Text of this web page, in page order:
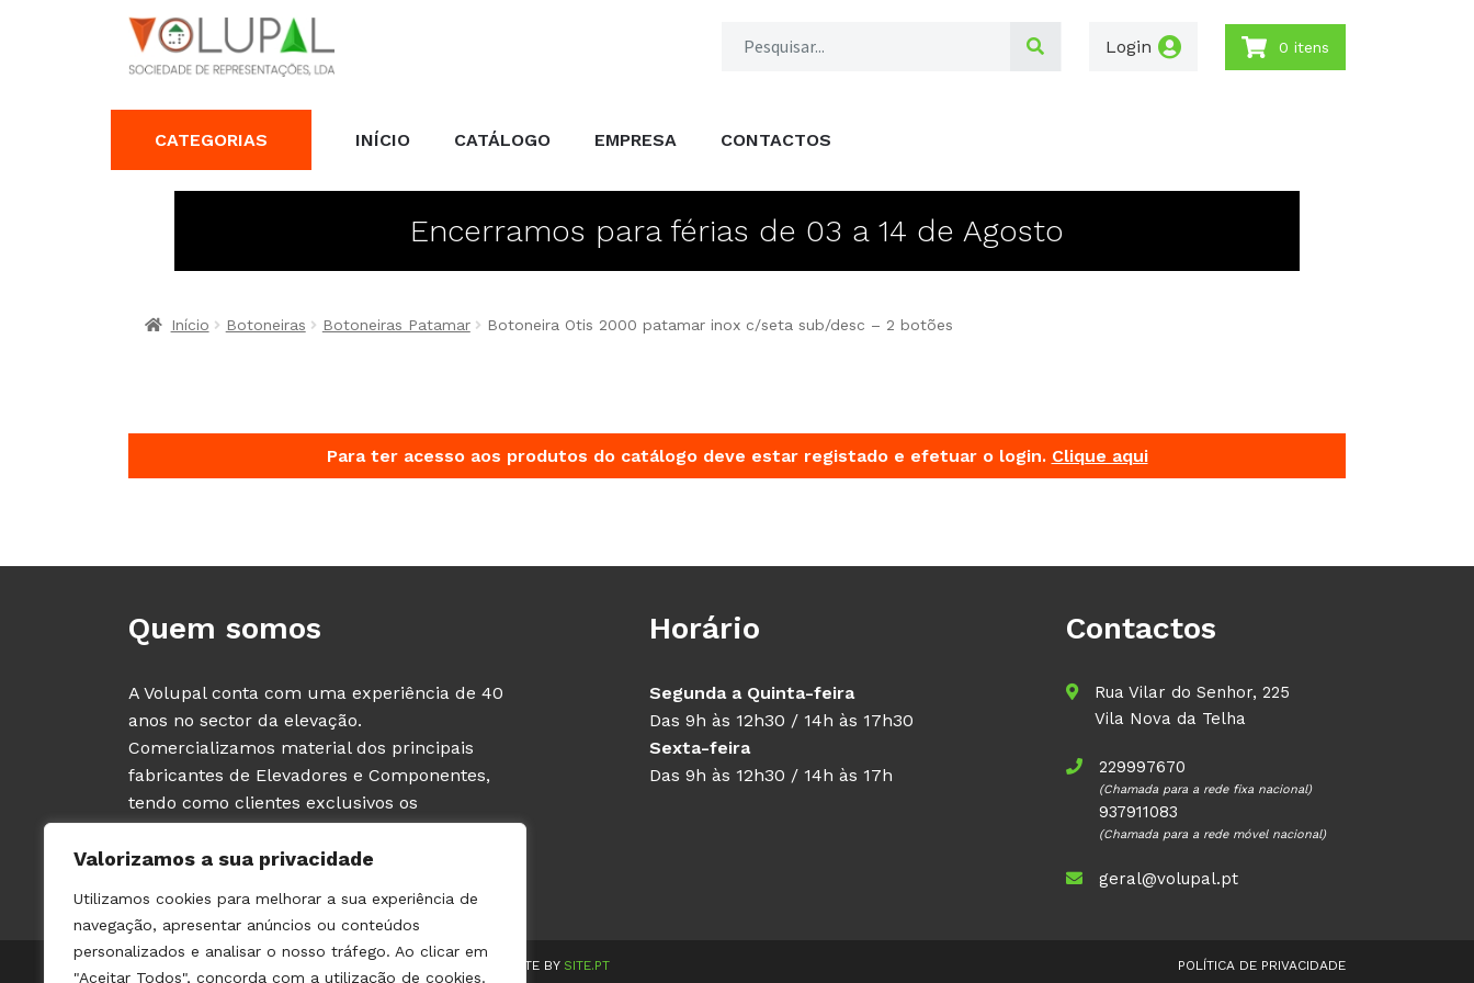
Valorizamos a sua privacidade
Utilizamos cookies para melhorar a sua experiência de
navegação, apresentar anúncios ou conteúdos
personalizados e analisar o nosso tráfego. Ao clicar em
"Aceitar Todos", concorda com a utilização de cookies.
Login 0 itens
CATEGORIAS INÍCIO CATÁLOGO EMPRESA CONTACTOS
Encerramos para férias de 03 a 14 de Agosto
Início Botoneiras Botoneiras Patamar Botoneira Otis 2000 patamar inox c/seta sub/desc – 2 botões
Para ter acesso aos produtos do catálogo deve estar registado e efetuar o login. Clique aqui
Quem somos
A Volupal conta com uma experiência de 40
anos no sector da elevação.
Comercializamos material dos principais
fabricantes de Elevadores e Componentes,
tendo como clientes exclusivos os
PROFISSIONAIS deste sector (fabricantes e
instaladores de ascensores).
Horário
Segunda a Quinta-feira
Das 9h às 12h30 / 14h às 17h30
Sexta-feira
Das 9h às 12h30 / 14h às 17h
Contactos
Rua Vilar do Senhor, 225
Vila Nova da Telha
229997670
(Chamada para a rede fixa nacional)
937911083
(Chamada para a rede móvel nacional)
geral@volupal.pt
© 2021 VOLUPAL | TODOS OS DIREITOS RESERVADOS | WEBSITE BY SITE.PT POLÍTICA DE PRIVACIDADE